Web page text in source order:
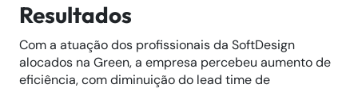
Resultados
Com a atuação dos profissionais da SoftDesign
alocados na Green, a empresa percebeu aumento de
eficiência, com diminuição do lead time de